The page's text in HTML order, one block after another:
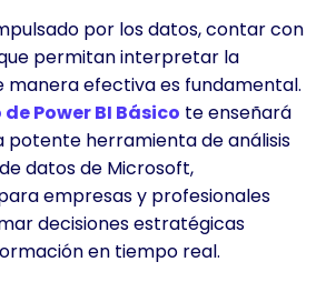
por los datos, contar con
permitan interpretar la
manera efectiva es fundamental.
Power BI Básico te enseñará
potente herramienta de análisis
datos de Microsoft,
empresas y profesionales
decisiones estratégicas
en tiempo real.